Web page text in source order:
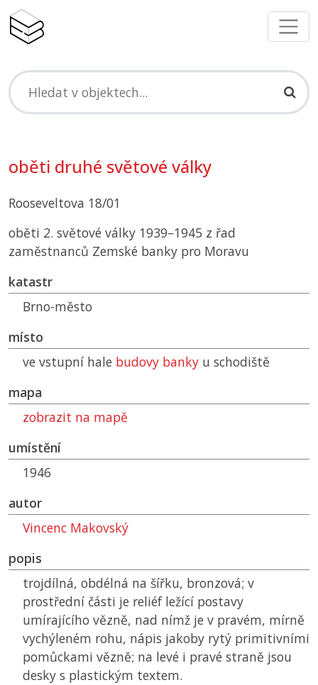
oběti druhé světové války
Rooseveltova 18/01
oběti 2. světové války 1939–1945 z řad
zaměstnanců Zemské banky pro Moravu
katastr
Brno-město
místo
ve vstupní hale budovy banky u schodiště
mapa
zobrazit na mapě
umístění
1946
autor
Vincenc Makovský
popis
trojdílná, obdélná na šířku, bronzová; v
prostřední části je reliéf ležící postavy
umírajícího vězně, nad nímž je v pravém, mírně
vychýleném rohu, nápis jakoby rytý primitivními
pomůckami vězně; na levé i pravé straně jsou
desky s plastickým textem.